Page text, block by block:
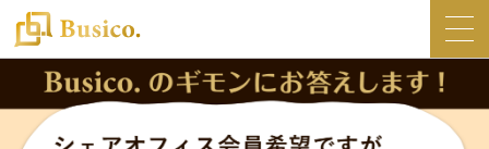
トップ
Busico.について